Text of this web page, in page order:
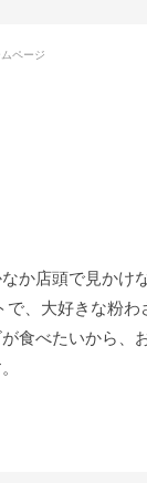
ページ
か店頭で見か
、大好きな粉
食べたいから